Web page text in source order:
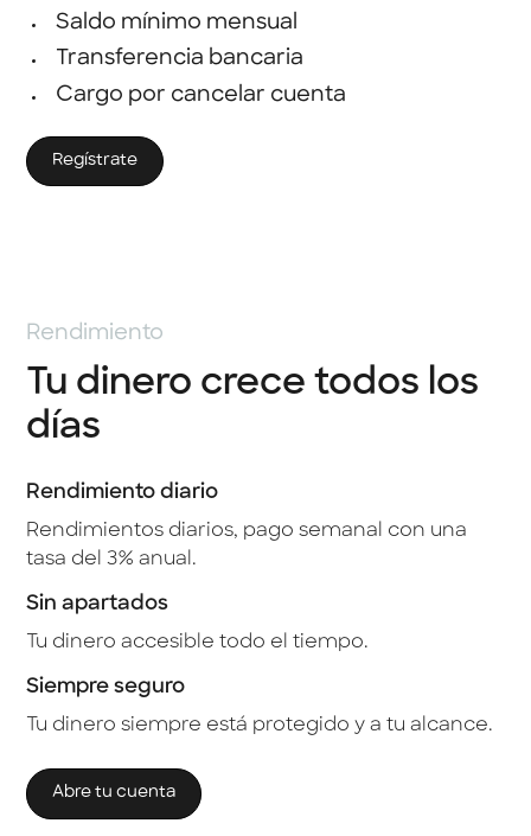
Saldo mínimo mensual
Transferencia bancaria
Cargo por cancelar cuenta
Regístrate
Rendimiento
Tu dinero crece todos los
días
Rendimiento diario
Rendimientos diarios, pago semanal con una
tasa del 3% anual.
Sin apartados
Tu dinero accesible todo el tiempo.
Siempre seguro
Tu dinero siempre está protegido y a tu alcance.
Abre tu cuenta